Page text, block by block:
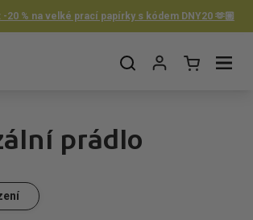
-20 % na velké prací papírky s kódem DNY20 🫶🏼
Otevřít košíkOtevřít nabídku
prádlo